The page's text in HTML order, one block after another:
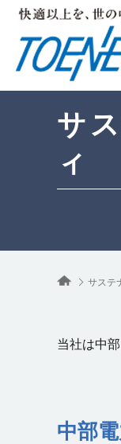
サ
ィ
サステ
当社は中
中部